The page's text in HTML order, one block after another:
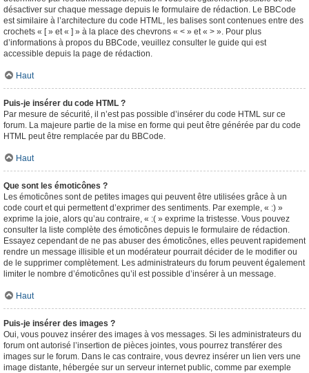
désactiver sur chaque message depuis le formulaire de rédaction. Le BBCode
est similaire à l’architecture du code HTML, les balises sont contenues entre des
crochets « [ » et « ] » à la place des chevrons « < » et « > ». Pour plus
d’informations à propos du BBCode, veuillez consulter le guide qui est
accessible depuis la page de rédaction.
Haut
Puis-je insérer du code HTML ?
Par mesure de sécurité, il n’est pas possible d’insérer du code HTML sur ce
forum. La majeure partie de la mise en forme qui peut être générée par du code
HTML peut être remplacée par du BBCode.
Haut
Que sont les émoticônes ?
Les émoticônes sont de petites images qui peuvent être utilisées grâce à un
code court et qui permettent d’exprimer des sentiments. Par exemple, « :) »
exprime la joie, alors qu’au contraire, « :( » exprime la tristesse. Vous pouvez
consulter la liste complète des émoticônes depuis le formulaire de rédaction.
Essayez cependant de ne pas abuser des émoticônes, elles peuvent rapidement
rendre un message illisible et un modérateur pourrait décider de le modifier ou
de le supprimer complètement. Les administrateurs du forum peuvent également
limiter le nombre d’émoticônes qu’il est possible d’insérer à un message.
Haut
Puis-je insérer des images ?
Oui, vous pouvez insérer des images à vos messages. Si les administrateurs du
forum ont autorisé l’insertion de pièces jointes, vous pourrez transférer des
images sur le forum. Dans le cas contraire, vous devrez insérer un lien vers une
image distante, hébergée sur un serveur internet public, comme par exemple